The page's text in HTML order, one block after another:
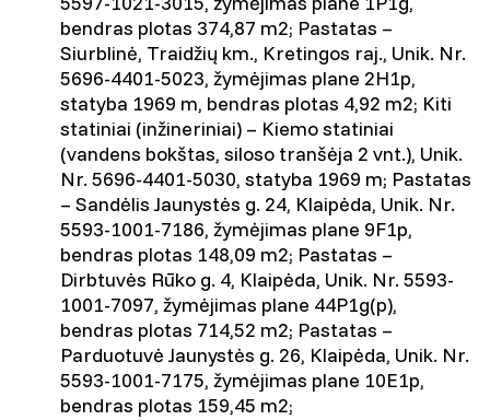
bendras plotas 374,87 m2; Pastatas –
Siurblinė, Traidžių km., Kretingos raj., Unik. Nr.
5696-4401-5023, žymėjimas plane 2H1p,
statyba 1969 m, bendras plotas 4,92 m2; Kiti
statiniai (inžineriniai) – Kiemo statiniai
(vandens bokštas, siloso tranšėja 2 vnt.), Unik.
Nr. 5696-4401-5030, statyba 1969 m; Pastatas
– Sandėlis Jaunystės g. 24, Klaipėda, Unik. Nr.
5593-1001-7186, žymėjimas plane 9F1p,
bendras plotas 148,09 m2; Pastatas –
Dirbtuvės Rūko g. 4, Klaipėda, Unik. Nr. 5593-
1001-7097, žymėjimas plane 44P1g(p),
bendras plotas 714,52 m2; Pastatas –
Parduotuvė Jaunystės g. 26, Klaipėda, Unik. Nr.
5593-1001-7175, žymėjimas plane 10E1p,
bendras plotas 159,45 m2;